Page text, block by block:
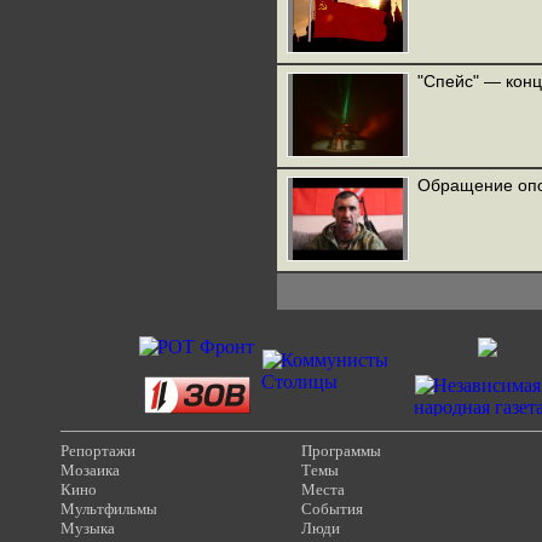
"Спейс" —
Обращение
Репортажи
Мозаика
Кино
Мультфильмы
Музыка
Программы
Темы
Места
События
Люди